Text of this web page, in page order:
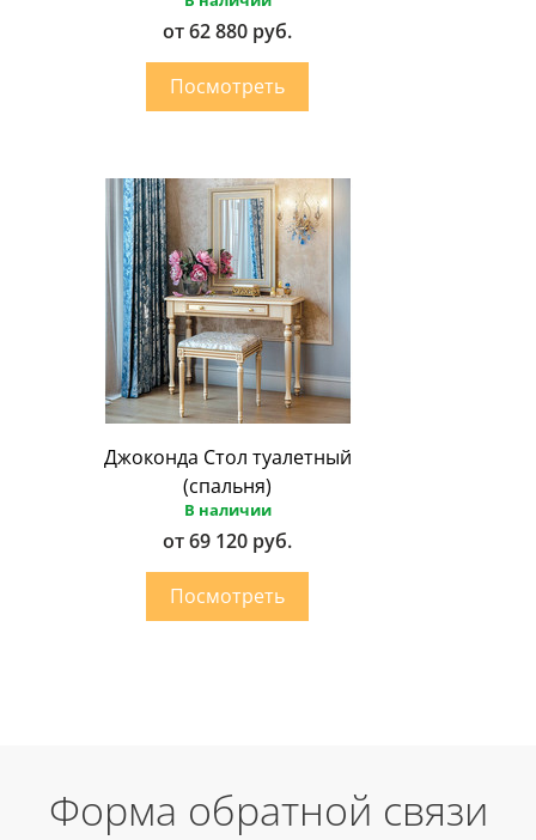
от 62 880 руб.
Джоконда Стол туалетный
(спальня)
В наличии
от 69 120 руб.
Форма обратной связи